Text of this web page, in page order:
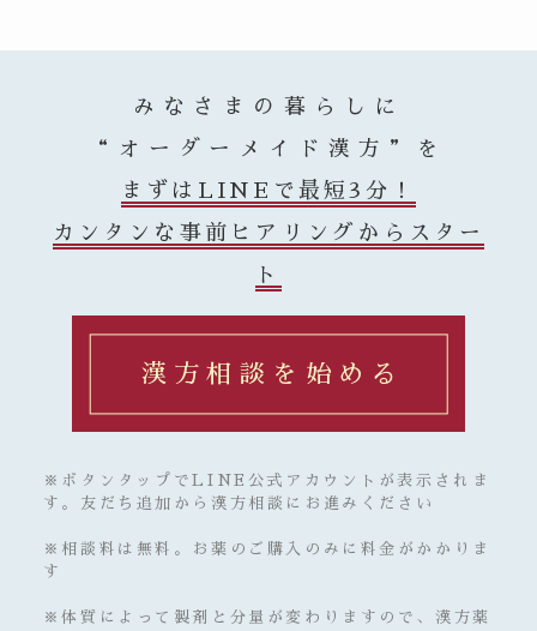
みなさまの暮らしに
“オーダーメイド漢方”を
まずはLINEで最短3分！
カンタンな事前ヒアリングからスター
ト
漢方相談を始める
※ボタンタップでLINE公式アカウントが表示されま
す。友だち追加から漢方相談にお進みください
※相談料は無料。お薬のご購入のみに料金がかかりま
す
※体質によって製剤と分量が変わりますので、漢方薬